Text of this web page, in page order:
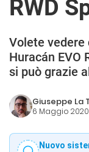
RWD
Volete vedere
Huracán EVO
si può grazie
Giuseppe La
6 Maggio 2020
Nuovo